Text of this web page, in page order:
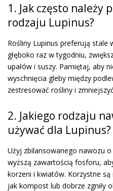
1. Jak często należy
rodzaju Lupinus?
Rośliny Lupinus preferują stale
głęboko raz w tygodniu,
upałów i suszy. Pamiętaj, aby
wyschnięcia gleby między
zestresować rośliny i
2. Jakiego rodzaju
używać dla Lupinus?
Użyj zbilansowanego nawozu
wyższą zawartością fosforu,
korzeni i kwiatów. Korzystne
jak kompost lub dobrze zgniły